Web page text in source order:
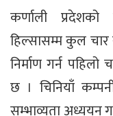
कर्णाली प्रदेशको
हिल्सासम्म कुल चार
निर्माण गर्न
छ । चिनियाँ
सम्भाव्यता अध्ययन